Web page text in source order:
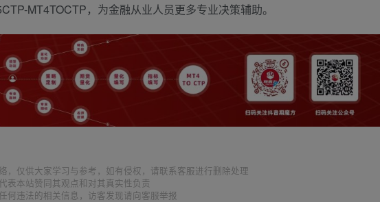
MT4TOCTP，为金融从业人员更多专业决策辅助。
，仅供大家学习与参考，如有侵权，请联系客服进行删除处理
表本站赞同其观点和对其真实性负责
何违法的相关信息，访客发现请向客服举报